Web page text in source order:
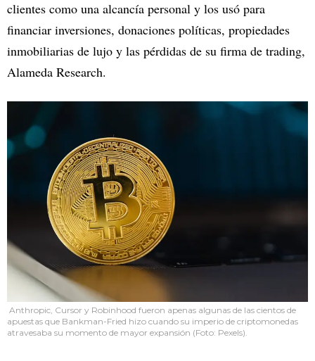
clientes como una alcancía personal y los usó para
financiar inversiones, donaciones políticas, propiedades
inmobiliarias de lujo y las pérdidas de su firma de trading,
Alameda Research.
Anthropic, Cursor y Robinhood fueron apenas algunas de las cientos de
apuestas que Bankman-Fried hizo cuando su imperio de criptomonedas
atravesaba su momento de mayor expansión (Foto: Pexels).